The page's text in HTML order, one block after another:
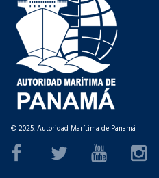
© 2025. Autoridad Marítima de Panamá